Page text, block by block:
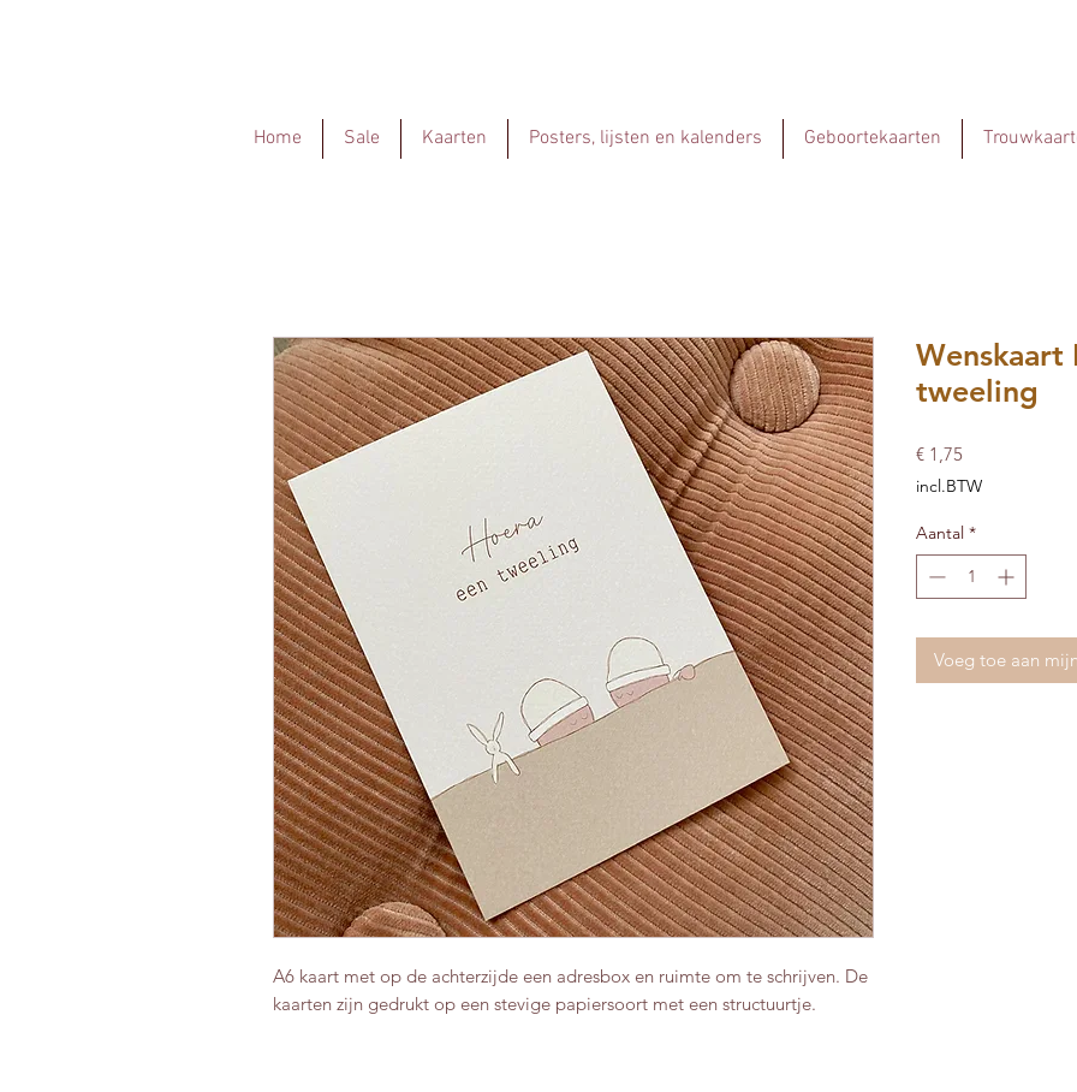
Home Sale Kaarten Posters, lijsten en kalenders Geboortekaarten
A6 kaart met op de achterzijde een adresbox en ruimte om te schrijven. De
kaarten zijn gedrukt op een stevige papiersoort met een structuurtje.
Wenskaart
tweeling
€ 1,75Prijs
incl.BTW
Aantal *
Voeg toe aan